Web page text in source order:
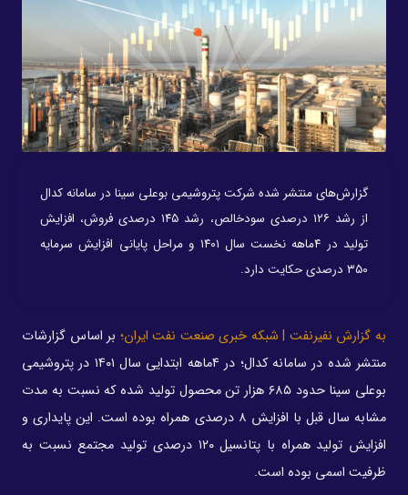
گزارش‌های منتشر شده شرکت پتروشیمی بوعلی سینا در سامانه کدال
از رشد ۱۲۶ درصدی سودخالص، رشد ۱۴۵ درصدی فروش، افزایش
تولید در ۴ماهه نخست سال ۱۴۰۱ و مراحل پایانی افزایش سرمایه
۳۵۰ درصدی حکایت دارد.
به گزارش نفیرنفت | شبکه خبری صنعت نفت ایران؛ بر اساس گزارشات
منتشر شده در سامانه کدال؛ در ۴ماهه ابتدایی سال ۱۴۰۱ در پتروشیمی
بوعلی سینا حدود ۶۸۵ هزار تن محصول تولید شده که نسبت به مدت
مشابه سال قبل با افزایش ۸ درصدی همراه بوده است. این پایداری و
افزایش تولید همراه با پتانسیل ۱۲۰ درصدی تولید مجتمع نسبت به
ظرفیت اسمی بوده است.